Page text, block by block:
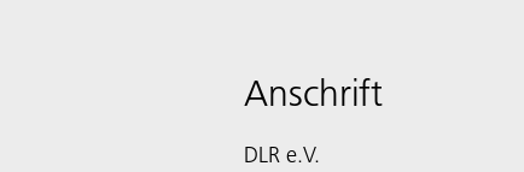
Anschrift
DLR e.V.